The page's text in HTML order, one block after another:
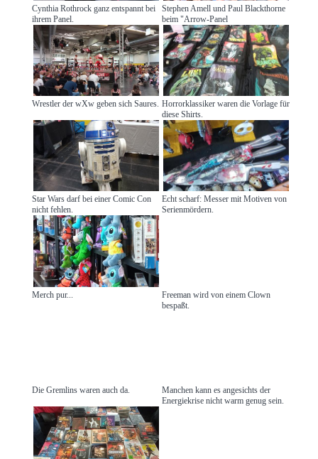
Cynthia Rothrock ganz entspannt bei
ihrem Panel.
Stephen Amell und Paul Blackthorne
beim "Arrow-Panel
Wrestler der wXw geben sich Saures. Horrorklassiker waren die Vorlage für
diese Shirts.
Star Wars darf bei einer Comic Con
nicht fehlen.
Echt scharf: Messer mit Motiven von
Serienmördern.
Merch pur...
Freeman wird von einem Clown
bespaßt.
Die Gremlins waren auch da.
Manchen kann es angesichts der
Energiekrise nicht warm genug sein.